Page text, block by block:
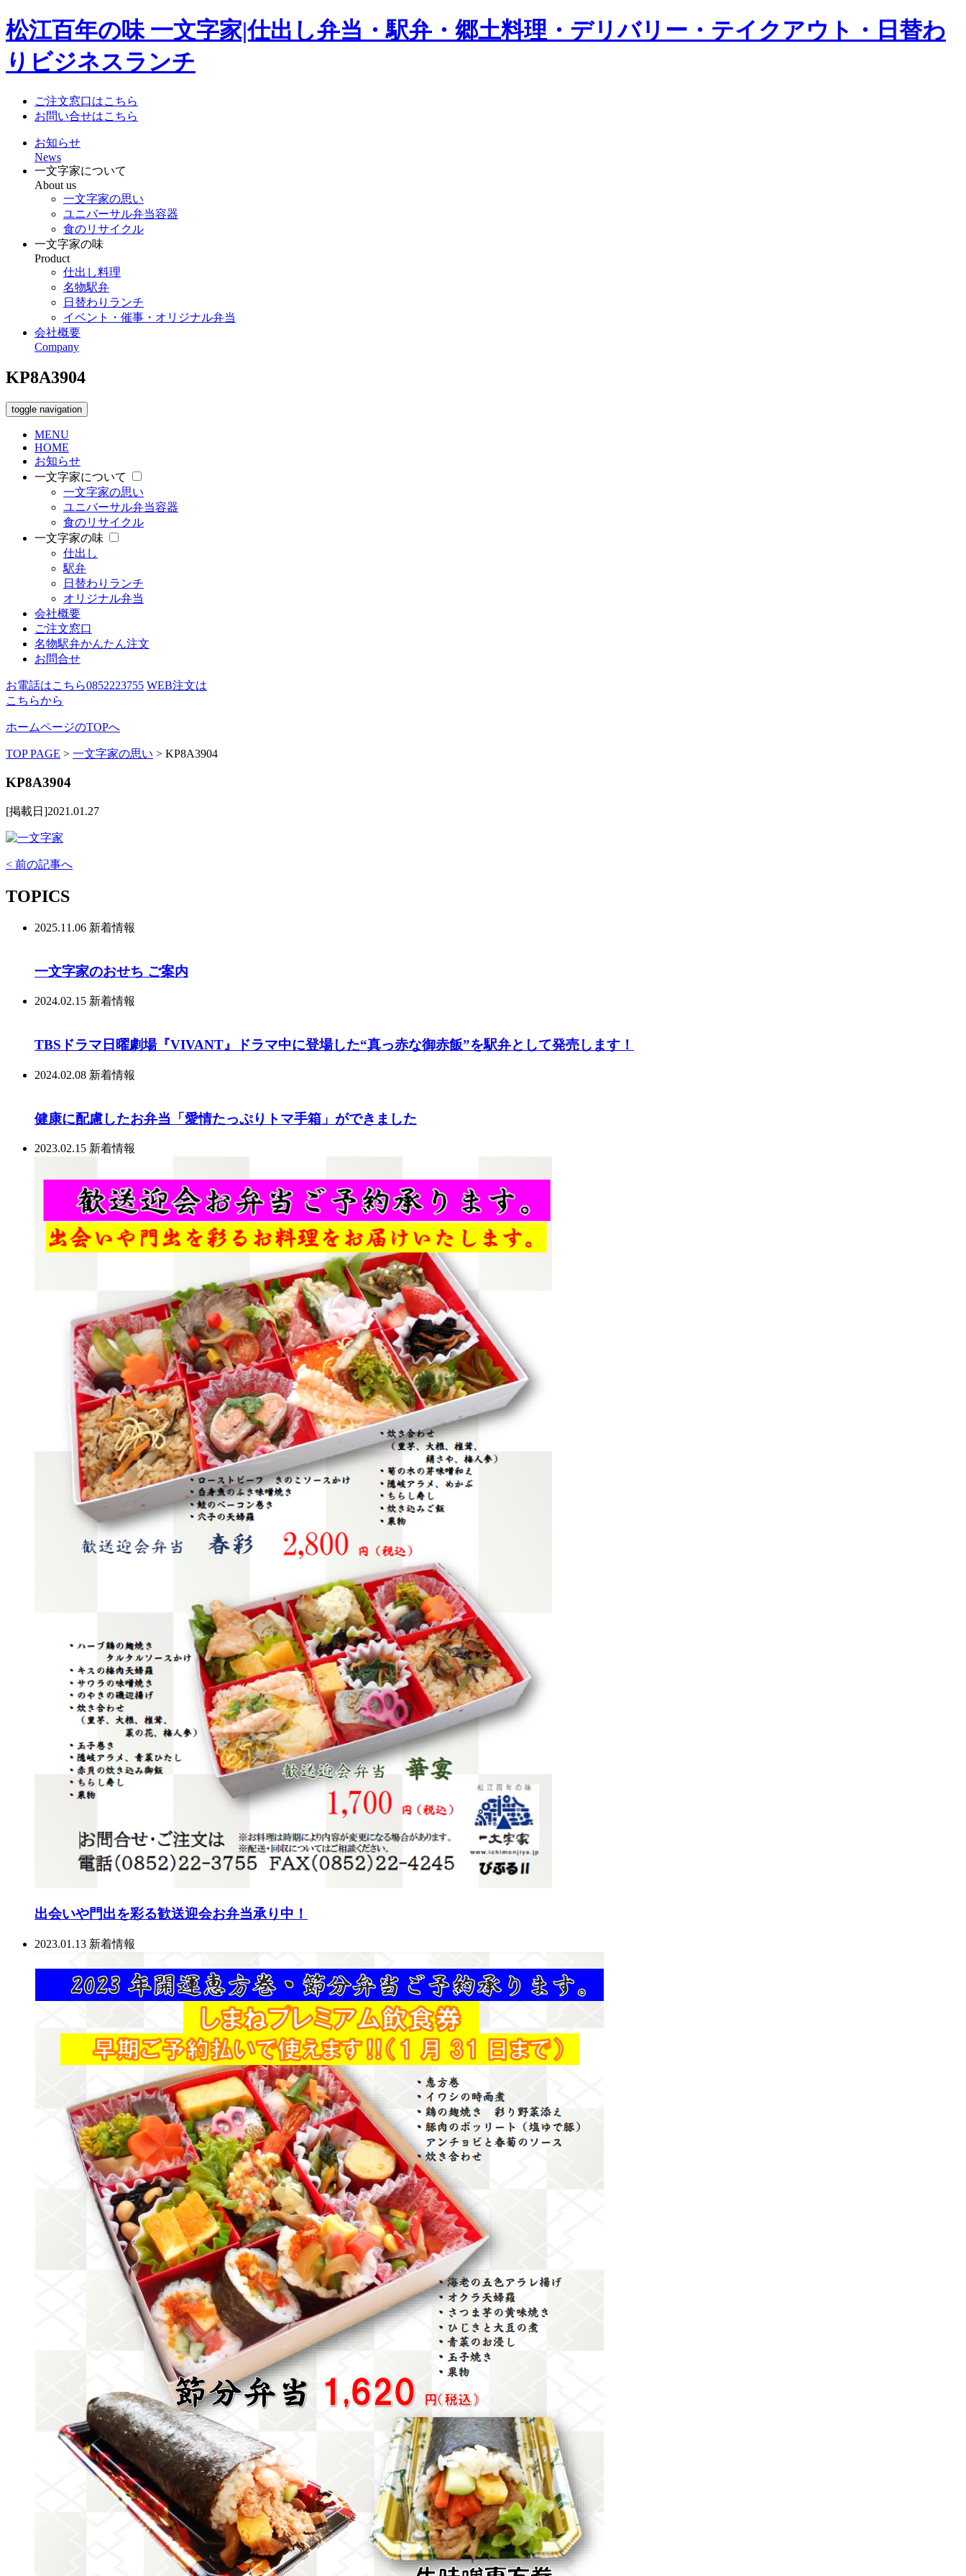
松江百年の味 一文字家|仕出し弁当・駅弁・郷土料理・デリバリー・テイクアウト・日替わ
りビジネスランチ
ご注文窓口はこちら
お問い合せはこちら
お知らせ
News
一文字家について
About us
一文字家の思い
ユニバーサル弁当容器
食のリサイクル
一文字家の味
Product
仕出し料理
名物駅弁
日替わりランチ
イベント・催事・オリジナル弁当
会社概要
Company
KP8A3904
toggle navigation
MENU
HOME
お知らせ
一文字家について
一文字家の思い
ユニバーサル弁当容器
食のリサイクル
一文字家の味
仕出し
駅弁
日替わりランチ
オリジナル弁当
会社概要
ご注文窓口
名物駅弁かんたん注文
お問合せ
お電話はこちら0852223755 WEB注文は
こちらから
ホームページのTOPへ
TOP PAGE > 一文字家の思い > KP8A3904
KP8A3904
[掲載日]2021.01.27
< 前の記事へ
TOPICS
2025.11.06 新着情報
一文字家のおせち ご案内
2024.02.15 新着情報
TBSドラマ日曜劇場『VIVANT』ドラマ中に登場した“真っ赤な御赤飯”を駅弁として発売します！
2024.02.08 新着情報
健康に配慮したお弁当「愛情たっぷりトマ手箱」ができました
2023.02.15 新着情報
出会いや門出を彩る歓送迎会お弁当承り中！
2023.01.13 新着情報